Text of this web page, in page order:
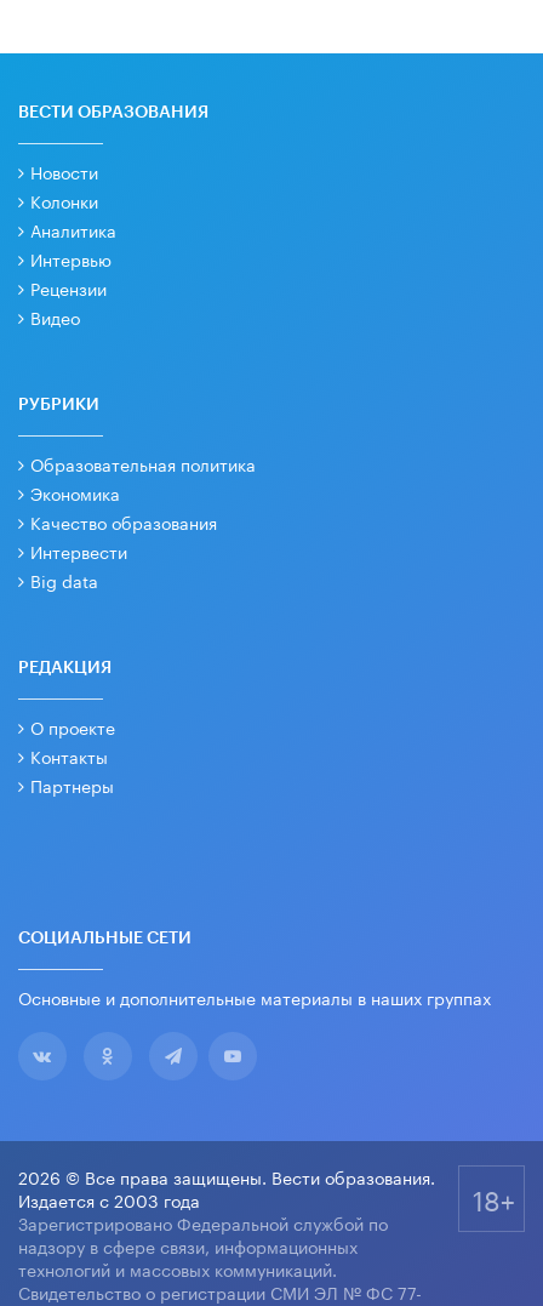
ВЕСТИ ОБРАЗОВАНИЯ
Новости
Колонки
Аналитика
Интервью
Рецензии
Видео
РУБРИКИ
Образовательная политика
Экономика
Качество образования
Интервести
Big data
РЕДАКЦИЯ
О проекте
Контакты
Партнеры
СОЦИАЛЬНЫЕ СЕТИ
Основные и дополнительные материалы в наших группах
2026 © Все права защищены. Вести образования.
Издается с 2003 года
Зарегистрировано Федеральной службой по
надзору в сфере связи, информационных
технологий и массовых коммуникаций.
Свидетельство о регистрации СМИ ЭЛ № ФС 77-
18+